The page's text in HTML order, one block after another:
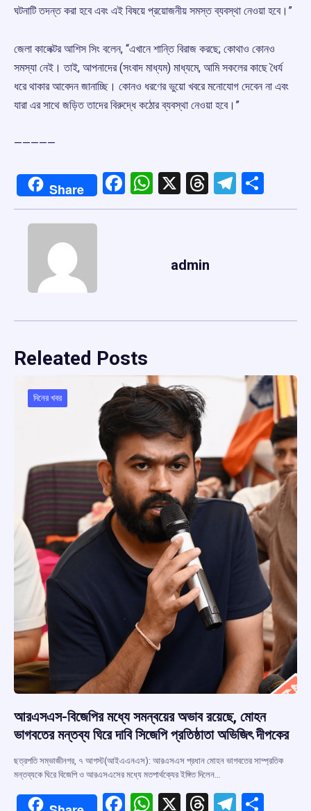
ঘটনাটি তদন্ত করা হবে এবং এই বিষয়ে প্রয়োজনীয় সমস্ত ব্যবস্থা নেওয়া হবে।”
জেলা কালেক্টর আশিস সিং বলেন, “এখানে শান্তি বিরাজ করছে; কোথাও কোনও
সমস্যা নেই। তাই, আপনাদের (সংবাদ মাধ্যম) মাধ্যমে, আমি সকলের কাছে ধৈর্য
ধরে থাকার আবেদন জানাচ্ছি। কোনও ধরণের ভুয়ো খবরে মনোযোগ দেবেন না এবং
যারা এর সাথে জড়িত তাদের বিরুদ্ধে কঠোর ব্যবস্থা নেওয়া হবে।”
—————
Share Facebook
WhatsApp
X Threads
admin
Releated Posts
দিনের খবর
আরএসএস-বিজেপির মধ্যে সমন্বয়ের অভাব রয়েছে, মোহন
ভাগবতের মন্তব্য ঘিরে দাবি সিজেপি প্রতিষ্ঠাতা অভিজিৎ দীপকের
ছত্রপতি সম্ভাজীনগর, ৭ আগস্ট(আইএএনএস): আরএসএস প্রধান মোহন ভাগবতের সাম্প্রতিক
মন্তব্যকে ঘিরে বিজেপি ও আরএসএসের মধ্যে মতপার্থক্যের ইঙ্গিত দিলেন…
F W X T T